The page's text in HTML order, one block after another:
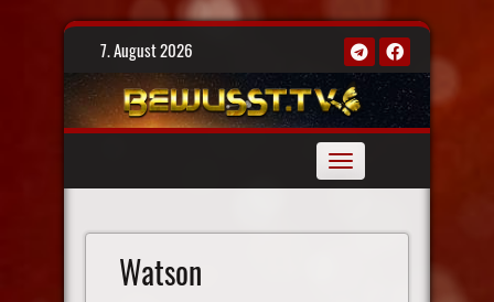
Skip
7. August 2026
Toggle
navigation
Watson